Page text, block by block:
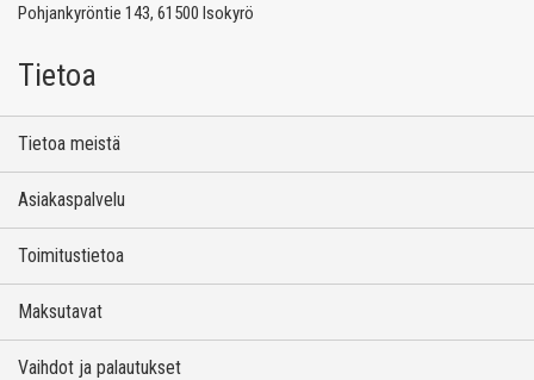
Pohjankyröntie 143, 61500 Isokyrö
Tietoa
Tietoa meistä
Asiakaspalvelu
Toimitustietoa
Maksutavat
Vaihdot ja palautukset